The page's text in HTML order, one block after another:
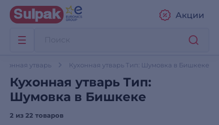
Акции
утварь Кухонная утварь Тип: Шумовка в Бишкеке
Кухонная утварь Тип:
Шумовка в Бишкеке
2 из 22 товаров